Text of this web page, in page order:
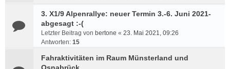
3. X1/9 Alpenrallye: neuer Termin 3.-6. Juni 2021-
abgesagt :-(
Letzter Beitrag von bertone « 23. Mai 2021, 09:26
Antworten: 15
Fahraktivitäten im Raum Münsterland und